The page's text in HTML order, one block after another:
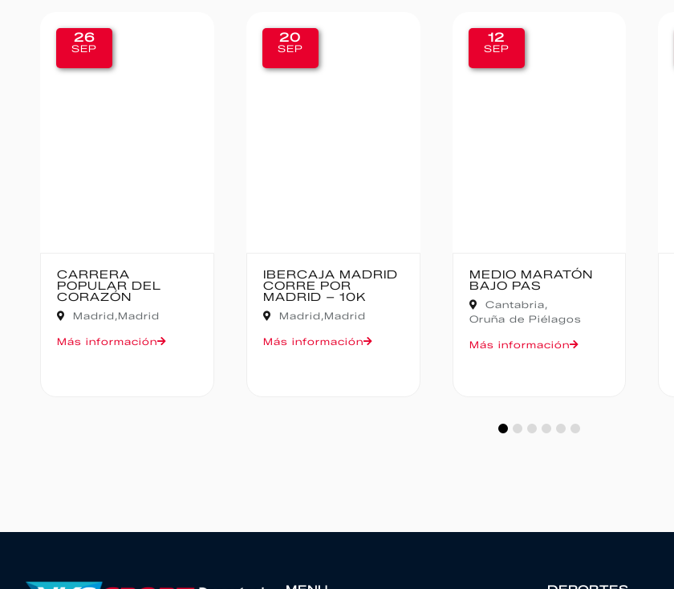
20
SEP
IBERCAJA MADRID
CORRE POR
MADRID – 10K
Madrid,Madrid
Más información
12
SEP
MEDIO MARATÓN
BAJO PAS
Cantabria,
Oruña de Piélagos
Más información
26
SEP
GORBEIA SUZIEN
Bizkaia, Zeanuri
Más información